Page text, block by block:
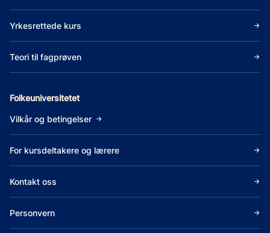
Yrkesrettede kurs
Teori til fagprøven
Folkeuniversitetet
Vilkår og betingelser
For kursdeltakere og lærere
Kontakt oss
Personvern